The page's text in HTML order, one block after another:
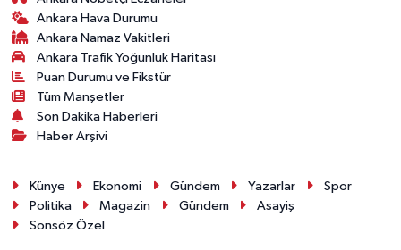
Ankara Hava Durumu
Ankara Namaz Vakitleri
Ankara Trafik Yoğunluk Haritası
Puan Durumu ve Fikstür
Tüm Manşetler
Son Dakika Haberleri
Haber Arşivi
Künye Ekonomi Gündem Yazarlar
Spor
Politika
Magazin Gündem
Asayiş
Sonsöz Özel